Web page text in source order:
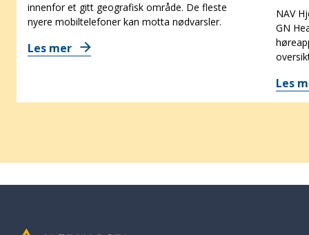
innenfor et gitt geografisk område. De fleste
nyere mobiltelefoner kan motta nødvarsler.
Les mer
NAV
GN
Les